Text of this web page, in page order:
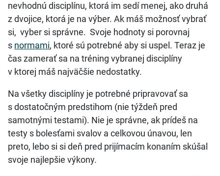
nevhodnú disciplínu, ktorá im sedí menej, ako druhá
z dvojice, ktorá je na výber. Ak máš možnosť vybrať
si, vyber si správne. Svoje hodnoty si porovnaj
s normami, ktoré sú potrebné aby si uspel. Teraz je
čas zamerať sa na tréning vybranej disciplíny
v ktorej máš najväčšie nedostatky.
Na všetky disciplíny je potrebné pripravovať sa
s dostatočným predstihom (nie týždeň pred
samotnými testami). Nie je správne, ak prídeš na
testy s bolesťami svalov a celkovou únavou, len
preto, lebo si si deň pred prijímacím konaním skúšal
svoje najlepšie výkony.